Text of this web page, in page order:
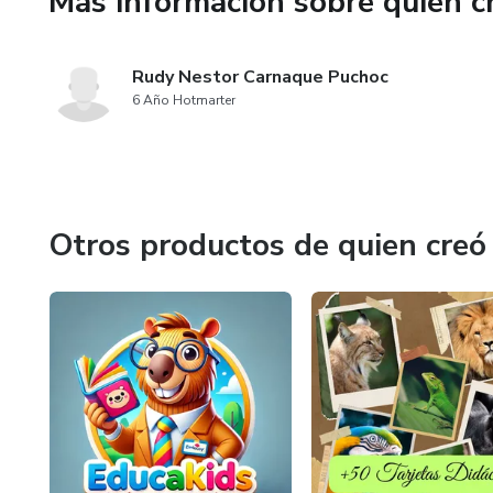
día, sino que también
Rudy Nestor Carnaque Puchoc
6 Año Hotmarter
Otros productos de quien